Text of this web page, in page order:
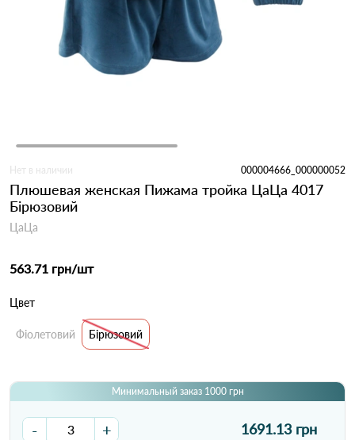
Нет в наличии 000004666_000000052
Плюшевая женская Пижама тройка ЦаЦа 4017
Бірюзовий
ЦаЦа
563.71 грн/шт
Цвет
Фіолетовий Бірюзовий
Минимальный заказ 1000 грн
- + 1691.13 грн